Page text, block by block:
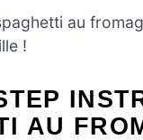
au
!
AU